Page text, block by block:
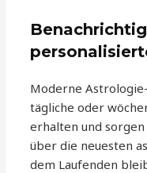
Moderne
tägliche oder
erhalten und
über die neuesten
dem Laufenden